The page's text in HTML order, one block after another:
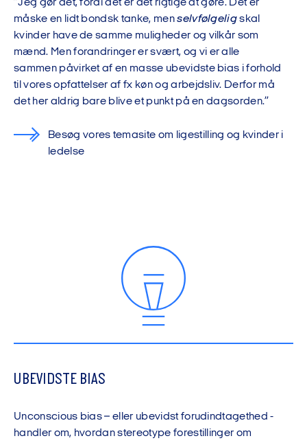
”Jeg gør det, fordi det er det rigtige at gøre. Det er
måske en lidt bondsk tanke, menselvfølgeligskal
kvinder have de samme muligheder og vilkår som
mænd. Menforandringerer svært, og vi eralle
sammenpåvirket af en masse ubevidste bias i forhold
tilvores opfattelser affx kønog arbejdsliv. Derfor må
det her aldrig bare blive et punkt på en dagsorden.”
Besøg vores temasite om ligestilling og kvinder i
ledelse
UBEVIDSTE BIAS
Unconscious bias – eller ubevidst forudindtagethed -
handler om, hvordan stereotype forestillinger om